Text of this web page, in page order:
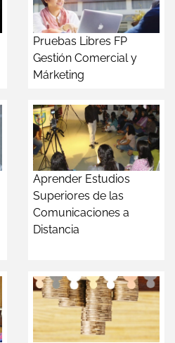
Pruebas Libres FP
Gestión Comercial y
Márketing
Aprender Estudios
Superiores de las
Comunicaciones a
Distancia